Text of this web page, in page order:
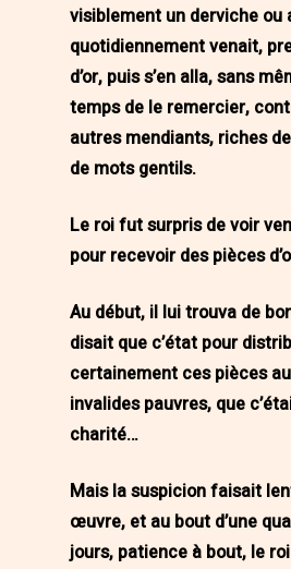
visiblement un derviche ou
quotidiennement venait,
d’or, puis s’en alla, sans
temps de le remercier,
autres mendiants, riches
de mots gentils.
Le roi fut surpris de voir
pour recevoir des pièces
Au début, il lui trouva de
disait que c’état pour
certainement ces pièces
invalides pauvres, que
charité…
Mais la suspicion faisait
œuvre, et au bout d’une
jours, patience à bout, le